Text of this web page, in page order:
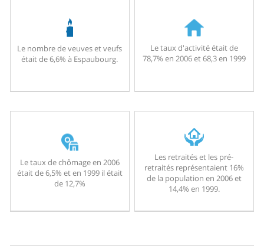
Le nombre de veuves et veufs
était de 6,6% à Espaubourg.
Le taux d'activité était de
78,7% en 2006 et 68,3 en 1999
Le taux de chômage en 2006
était de 6,5% et en 1999 il était
de 12,7%
Les retraités et les pré-
retraités représentaient 16%
de la population en 2006 et
14,4% en 1999.